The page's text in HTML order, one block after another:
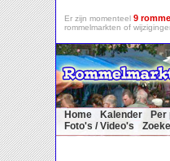
Er zijn momenteel 9
rommelmarkten of
Home Kalender
Foto's / Video's